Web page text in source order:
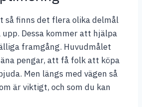
så finns det flera olika delmål
Dessa kommer att hjälpa
framgång. Huvudmålet
pengar, att få folk att köpa
Men längs med vägen så
är viktigt, och som du kan